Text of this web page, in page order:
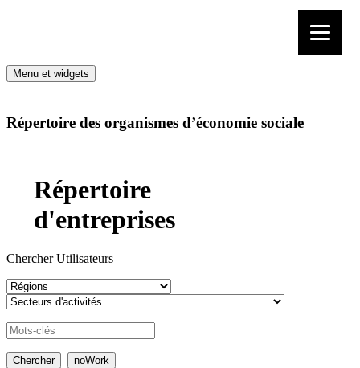
Menu et widgets
Répertoire des organismes d’économie sociale
Répertoire
d'entreprises
Chercher Utilisateurs